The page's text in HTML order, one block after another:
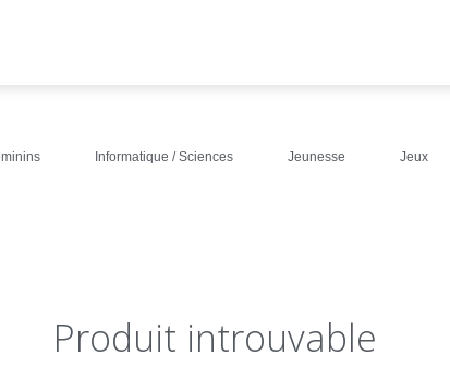
Informatique / Sciences Jeunesse Jeux
Produit introuvable